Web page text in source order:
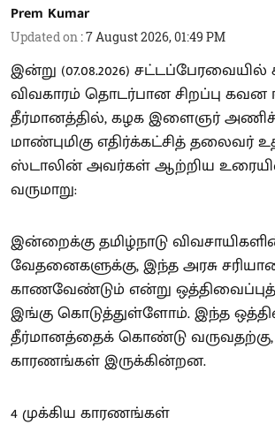
Prem Kumar
Updated on :7 August 2026, 01:49 PM
இன்று (07.08.2026) சட்டப்பேரவையில்
விவகாரம் தொடர்பான சிறப்பு கவன
தீர்மானத்தில், கழக இளைஞர்
மாண்புமிகு எதிர்க்கட்சித் தலைவர்
ஸ்டாலின் அவர்கள் ஆற்றிய
வருமாறு:
இன்றைக்கு தமிழ்நாடு
வேதனைகளுக்கு, இந்த அரசு
காணவேண்டும் என்று
இங்கு கொடுத்துள்ளோம். இந்த
தீர்மானத்தைக் கொண்டு வருவதற்கு,
காரணங்கள் இருக்கின்றன.
4 முக்கிய காரணங்கள்